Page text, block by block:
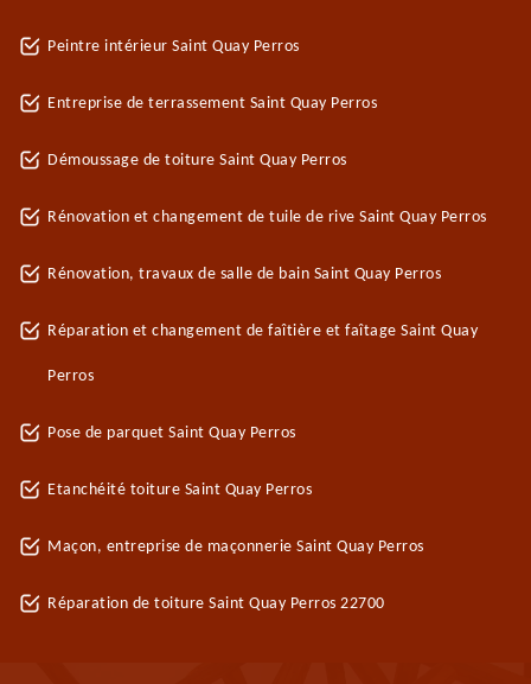
Peintre intérieur Saint Quay Perros
Entreprise de terrassement Saint Quay Perros
Démoussage de toiture Saint Quay Perros
Rénovation et changement de tuile de rive Saint Quay Perros
Rénovation, travaux de salle de bain Saint Quay Perros
Réparation et changement de faîtière et faîtage Saint Quay
Perros
Pose de parquet Saint Quay Perros
Etanchéité toiture Saint Quay Perros
Maçon, entreprise de maçonnerie Saint Quay Perros
Réparation de toiture Saint Quay Perros 22700